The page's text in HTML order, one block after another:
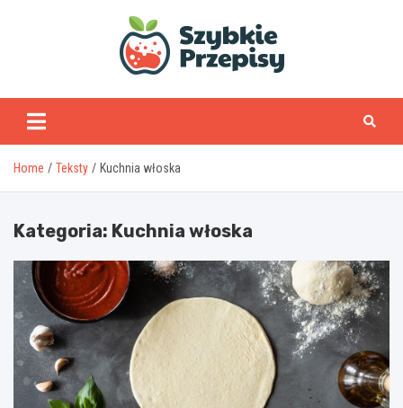
Home Teksty Kuchnia włoska
Kategoria: Kuchnia włoska